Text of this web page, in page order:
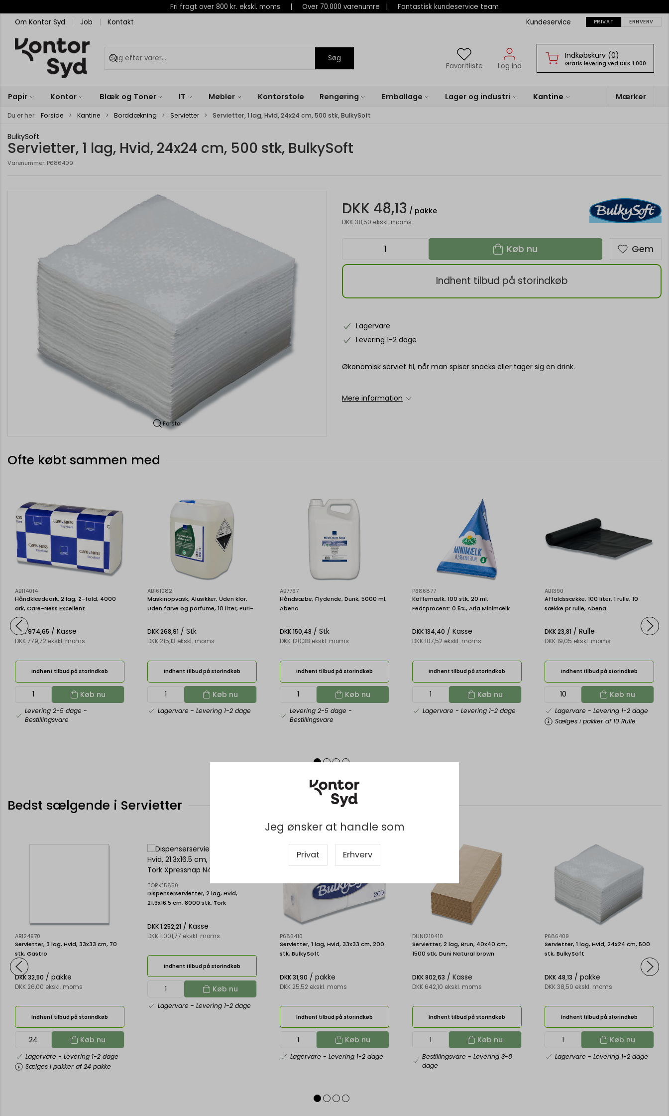
Fri fragt over 800 kr. ekskl. moms | Over 70.000 varenumre | Fantastisk kundeservice team
Om Kontor Syd
Job Kontakt Kundeservice PRIVAT ERHVERV
Søg
Favoritliste
Log ind
Indkøbskurv (0)
Gratis levering ved DKK 1.000
Papir Kontor Blæk og Toner IT Møbler Kontorstole Rengøring Emballage Lager og industri Kantine Mærker
Du er her: Forside Kantine Borddækning Servietter Servietter, 1 lag, Hvid, 24x24 cm, 500 stk, BulkySoft
Jeg ønsker at handle som
Privat Erhverv
BulkySoft
Servietter, 1 lag, Hvid, 24x24 cm, 500 stk, BulkySoft
Varenummer: P686409
Forstør
DKK 48,13 / pakke
DKK 38,50 ekskl. moms
Køb nu Gem
Indhent tilbud på storindkøb
Lagervare
Levering 1-2 dage
Økonomisk serviet til, når man spiser snacks eller tager sig en drink.
Mere information
Ofte købt sammen med
AB114014
Håndklædeark, 2 lag, Z-fold, 4000
ark, Care-Ness Excellent
DKK 974,65 / Kasse
DKK 779,72 ekskl. moms
Indhent tilbud på storindkøb
Køb nu
Levering 2-5 dage-
Bestillingsvare
AB161082
Maskinopvask, Alusikker, Uden klor,
Uden farve og parfume, 10 liter, Puri-
DKK 268,91 / Stk
DKK 215,13 ekskl. moms
Indhent tilbud på storindkøb
Køb nu
Lagervare - Levering 1-2 dage
AB7767
Håndsæbe, Flydende, Dunk, 5000 ml,
Abena
DKK 150,48 / Stk
DKK 120,38 ekskl. moms
Indhent tilbud på storindkøb
Køb nu
Levering 2-5 dage-
Bestillingsvare
P686877
Kaffemælk, 100 stk, 20 ml,
Fedtprocent: 0.5%, Arla Minimælk
DKK 134,40 / Kasse
DKK 107,52 ekskl. moms
Indhent tilbud på storindkøb
Køb nu
Lagervare - Levering 1-2 dage
AB1390
Affaldssække, 100 liter, 1 rulle, 10
sække pr rulle, Abena
DKK 23,81 / Rulle
DKK 19,05 ekskl. moms
Indhent tilbud på storindkøb
Køb nu
Lagervare - Levering 1-2 dage
Sælges i pakker af 10 Rulle
Bedst sælgende i Servietter
AB124970
Servietter, 3 lag, Hvid, 33x33 cm, 70
stk, Gastro
DKK 32,50 / pakke
DKK 26,00 ekskl. moms
Indhent tilbud på storindkøb
Køb nu
Lagervare - Levering 1-2 dage
Sælges i pakker af 24 pakke
TORK15850
Dispenserservietter, 2 lag, Hvid,
21.3x16.5 cm, 8000 stk, Tork
DKK 1.252,21 / Kasse
DKK 1.001,77 ekskl. moms
Indhent tilbud på storindkøb
Køb nu
Lagervare - Levering 1-2 dage
P686410
Servietter, 1 lag, Hvid, 33x33 cm, 200
stk, BulkySoft
DKK 31,90 / pakke
DKK 25,52 ekskl. moms
Indhent tilbud på storindkøb
Køb nu
Lagervare - Levering 1-2 dage
DUNI210410
Servietter, 2 lag, Brun, 40x40 cm,
1500 stk, Duni Natural brown
DKK 802,63 / Kasse
DKK 642,10 ekskl. moms
Indhent tilbud på storindkøb
Køb nu
Bestillingsvare- Levering 3-8
dage
P686409
Servietter, 1 lag, Hvid, 24x24 cm, 500
stk, BulkySoft
DKK 48,13 / pakke
DKK 38,50 ekskl. moms
Indhent tilbud på storindkøb
Køb nu
Lagervare - Levering 1-2 dage